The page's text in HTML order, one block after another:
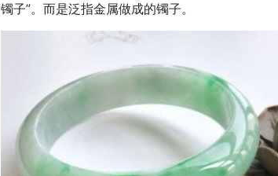
镯子”。而是泛指金属做成的镯子。